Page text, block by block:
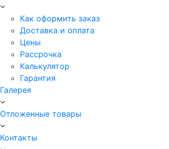
Как оформить заказ
Доставка и оплата
Цены
Рассрочка
Калькулятор
Гарантия
Галерея
Отложенные товары
Контакты